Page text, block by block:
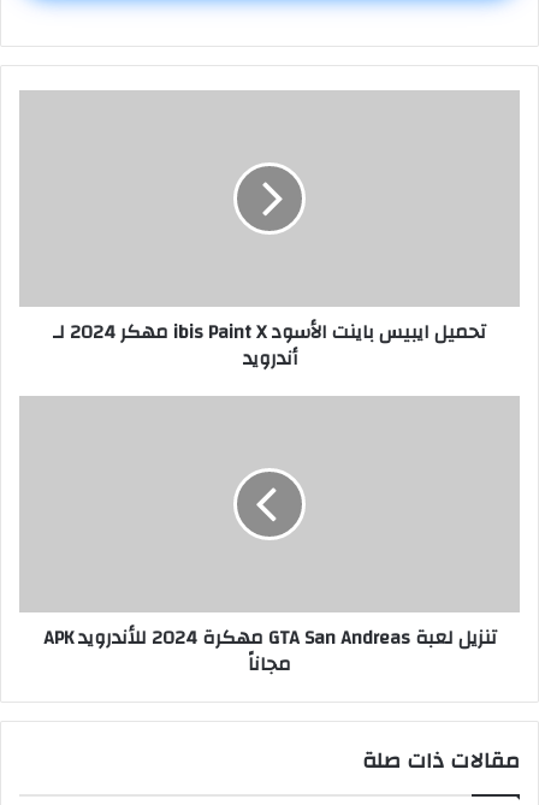
تحميل ايبيس باينت الأسود ibis Paint X مهكر 2024 لـ
أندرويد
تنزيل لعبة GTA San Andreas مهكرة 2024 للأندرويد APK
مجاناً
مقالات ذات صلة